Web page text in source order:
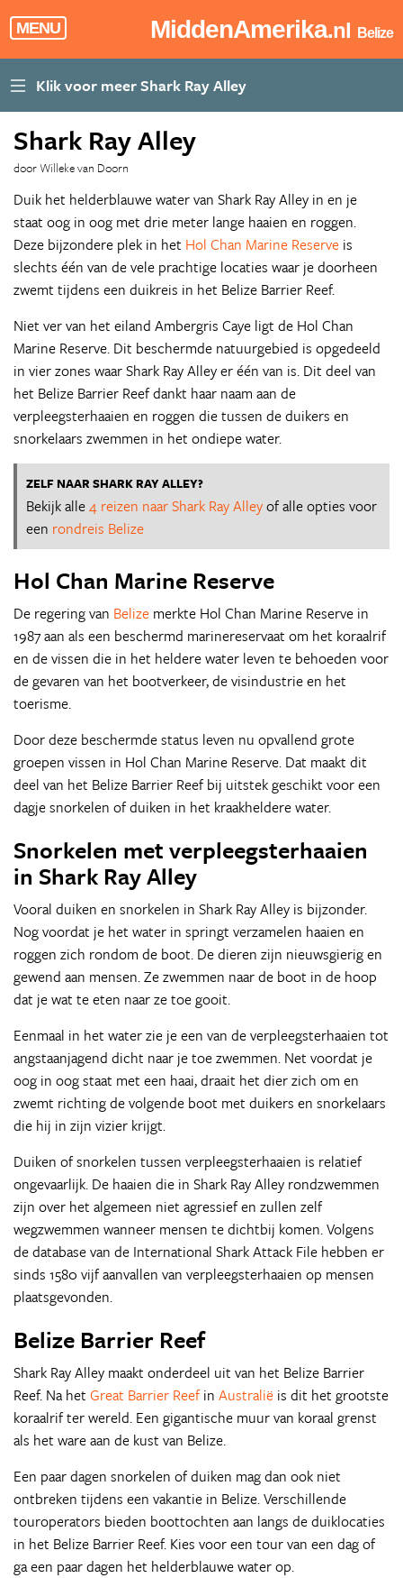
MENU MiddenAmerika.nl Belize
Shark Ray Alley
door Willeke van Doorn
Duik het helderblauwe water van Shark Ray Alley in en je
staat oog in oog met drie meter lange haaien en roggen.
Deze bijzondere plek in het Hol Chan Marine Reserve is
slechts één van de vele prachtige locaties waar je doorheen
zwemt tijdens een duikreis in het Belize Barrier Reef.
Niet ver van het eiland Ambergris Caye ligt de Hol Chan
Marine Reserve. Dit beschermde natuurgebied is opgedeeld
in vier zones waar Shark Ray Alley er één van is. Dit deel van
het Belize Barrier Reef dankt haar naam aan de
verpleegsterhaaien en roggen die tussen de duikers en
snorkelaars zwemmen in het ondiepe water.
ZELF NAAR SHARK RAY ALLEY?
Bekijk alle4 reizen naar Shark Ray Alleyof alle opties voor
een rondreis Belize
Hol Chan Marine Reserve
De regering van Belize merkte Hol Chan Marine Reserve in
1987 aan als een beschermd marinereservaat om het koraalrif
en de vissen die in het heldere water leven te behoeden voor
de gevaren van het bootverkeer, de visindustrie en het
toerisme.
Door deze beschermde status leven nu opvallend grote
groepen vissen in Hol Chan Marine Reserve. Dat maakt dit
deel van het Belize Barrier Reef bij uitstek geschikt voor een
dagje snorkelen of duiken in het kraakheldere water.
Snorkelen met verpleegsterhaaien
in Shark Ray Alley
Vooral duiken en snorkelen in Shark Ray Alley is bijzonder.
Nog voordat je het water in springt verzamelen haaien en
roggen zich rondom de boot. De dieren zijn nieuwsgierig en
gewend aan mensen. Ze zwemmen naar de boot in de hoop
dat je wat te eten naar ze toe gooit.
Eenmaal in het water zie je een van de verpleegsterhaaien tot
angstaanjagend dicht naar je toe zwemmen. Net voordat je
oog in oog staat met een haai, draait het dier zich om en
zwemt richting de volgende boot met duikers en snorkelaars
die hij in zijn vizier krijgt.
Duiken of snorkelen tussen verpleegsterhaaien is relatief
ongevaarlijk. De haaien die in Shark Ray Alley rondzwemmen
zijn over het algemeen niet agressief en zullen zelf
wegzwemmen wanneer mensen te dichtbij komen. Volgens
de database van de International Shark Attack File hebben er
sinds 1580 vijf aanvallen van verpleegsterhaaien op mensen
plaatsgevonden.
Belize Barrier Reef
Shark Ray Alley maakt onderdeel uit van het Belize Barrier
Reef. Na het Great Barrier Reefin Australië is dit het grootste
koraalrif ter wereld. Een gigantische muur van koraal grenst
als het ware aan de kust van Belize.
Een paar dagen snorkelen of duiken mag dan ook niet
ontbreken tijdens een vakantie in Belize. Verschillende
touroperators bieden boottochten aan langs de duiklocaties
in het Belize Barrier Reef. Kies voor een tour van een dag of
ga een paar dagen het helderblauwe water op.